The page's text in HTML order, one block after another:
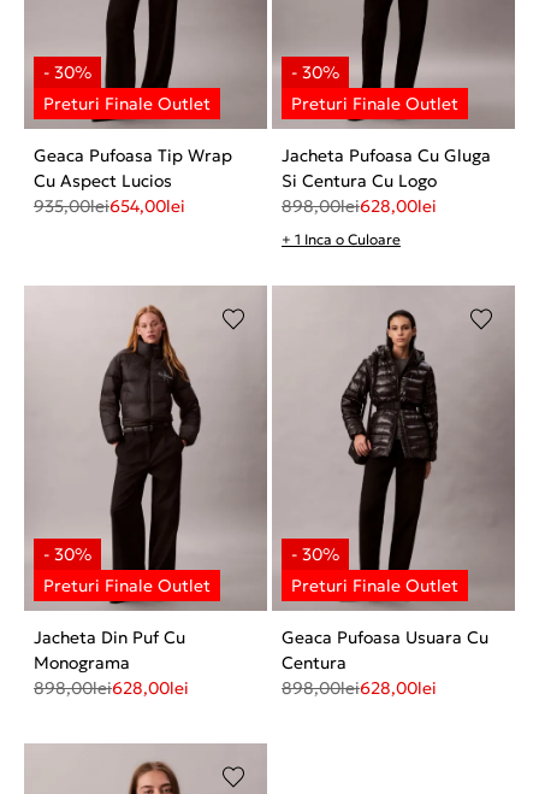
Geaca Pufoasa Tip Wrap
Cu Aspect Lucios
935,00lei654,00lei
Jacheta Pufoasa Cu Gluga
Si Centura Cu Logo
898,00lei628,00lei
+ 1 Inca o Culoare
Jacheta Din Puf Cu
Monograma
898,00lei628,00lei
Geaca Pufoasa Usuara Cu
Centura
898,00lei628,00lei